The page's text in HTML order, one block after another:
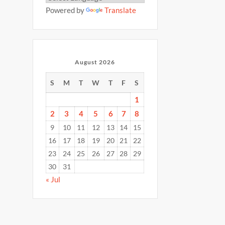
Powered by Translate
August 2026
S M T W T F S
1
2
3 4 5 6 7 8
9 10 11 12 13 14
15
16
17 18 19 20 21
22
23
24 25 26 27 28
29
30
31
« Jul